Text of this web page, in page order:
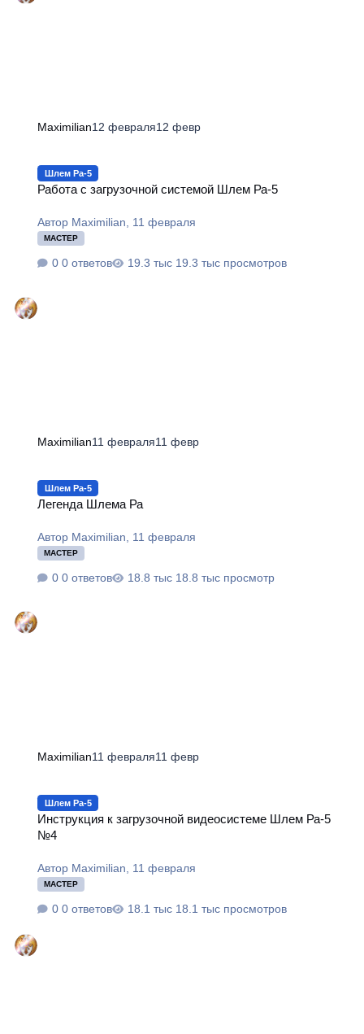
Maximilian12 февраля12 февр
Шлем Ра-5
Работа с загрузочной системой Шлем Ра-5
Автор Maximilian, 11 февраля
МАСТЕР
0 ответов 19.3 тыс просмотров
Maximilian11 февраля11 февр
Шлем Ра-5
Легенда Шлема Ра
Автор Maximilian, 11 февраля
МАСТЕР
0 ответов 18.8 тыс просмотр
Maximilian11 февраля11 февр
Шлем Ра-5
Инструкция к загрузочной видеосистеме Шлем Ра-5
№4
Автор Maximilian 11 февраля
МАСТЕР
0 ответов 18.1 тыс просмотров